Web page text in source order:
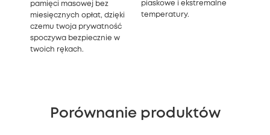
pamięci masowej bez
miesięcznych opłat, dzięki
czemu twoja prywatność
spoczywa bezpiecznie w
twoich rękach.
piaskowe i ekstremalne
temperatury.
Porównanie produktów